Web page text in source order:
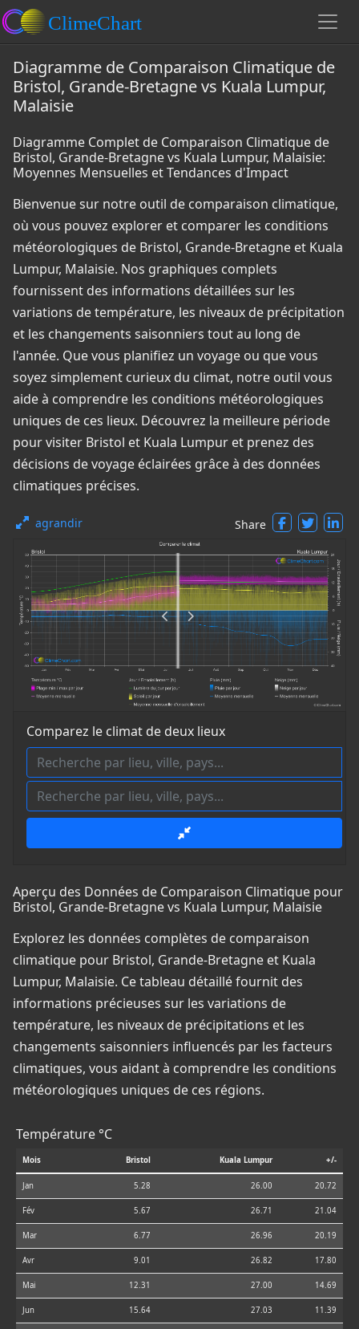
Diagramme de Comparaison Climatique de
Bristol, Grande-Bretagne vs Kuala Lumpur,
Malaisie
Diagramme Complet de Comparaison Climatique de
Bristol, Grande-Bretagne vs Kuala Lumpur, Malaisie:
Moyennes Mensuelles et Tendances d'Impact
Bienvenue sur notre outil de comparaison climatique,
où vous pouvez explorer et comparer les conditions
météorologiques de Bristol, Grande-Bretagne et Kuala
Lumpur, Malaisie. Nos graphiques complets
fournissent des informations détaillées sur les
variations de température, les niveaux de précipitation
et les changements saisonniers tout au long de
l'année. Que vous planifiez un voyage ou que vous
soyez simplement curieux du climat, notre outil vous
aide à comprendre les conditions météorologiques
uniques de ces lieux. Découvrez la meilleure période
pour visiter Bristol et Kuala Lumpur et prenez des
décisions de voyage éclairées grâce à des données
climatiques précises.
agrandir Share
Comparez le climat de deux lieux
Aperçu des Données de Comparaison Climatique pour
Bristol, Grande-Bretagne vs Kuala Lumpur, Malaisie
Explorez les données complètes de comparaison
climatique pour Bristol, Grande-Bretagne et Kuala
Lumpur, Malaisie. Ce tableau détaillé fournit des
informations précieuses sur les variations de
température, les niveaux de précipitations et les
changements saisonniers influencés par les facteurs
climatiques, vous aidant à comprendre les conditions
météorologiques uniques de ces régions.
Température °C
Mois Bristol Kuala Lumpur +/-
Jan 5.28 26.00 20.72
Fév 5.67 26.71 21.04
Mar 6.77 26.96 20.19
Avr 9.01 26.82 17.80
Mai 12.31 27.00 14.69
Jun 15.64 27.03 11.39